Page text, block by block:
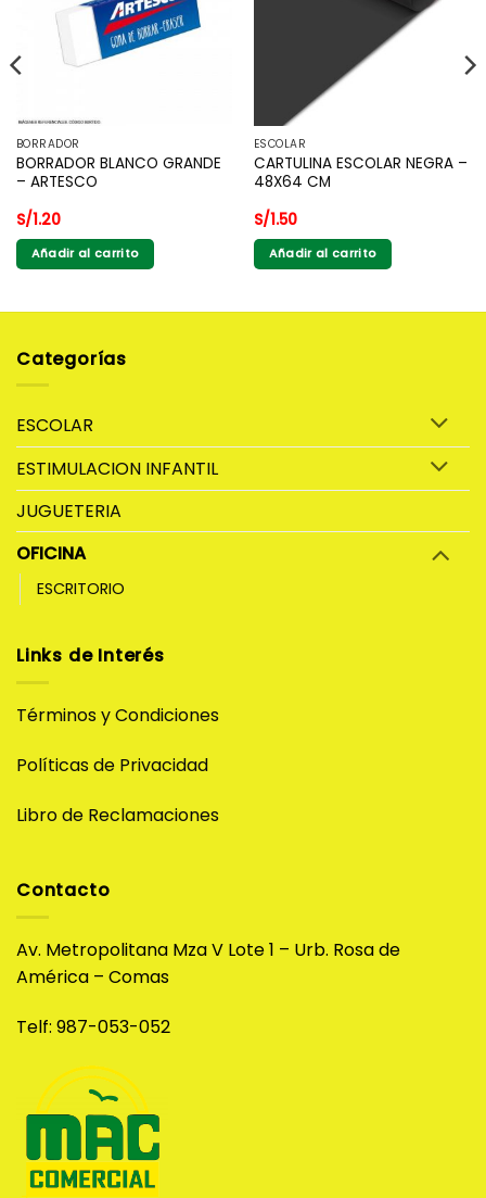
BORRADOR
BORRADOR BLANCO GRANDE
– ARTESCO
S/1.20
Añadir al carrito
ESCOLAR
CARTULINA ESCOLAR NEGRA –
48X64 CM
S/1.50
Añadir al carrito
Categorías
ESCOLAR
ESTIMULACION INFANTIL
JUGUETERIA
OFICINA
ESCRITORIO
Links de Interés
Términos y Condiciones
Políticas de Privacidad
Libro de Reclamaciones
Contacto
Av. Metropolitana Mza V Lote 1 – Urb. Rosa de
América – Comas
Telf: 987-053-052